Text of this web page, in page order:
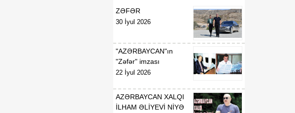
nümayəndəsi vəzifəsindən
geri çağırılması haqqında
F.N.İsmayılovun
Azərbaycan
Respublikasının Avropa
nümayəndəsi vəzifəsindən
geri çağırılması haqqında
07 Avqust
ZƏFƏR
30 İyul 2026
"AZƏRBAYCAN"ın
"Zəfər" imzası
22 İyul 2026
AZƏRBAYCAN XALQI
İLHAM ƏLİYEVİ NİYƏ